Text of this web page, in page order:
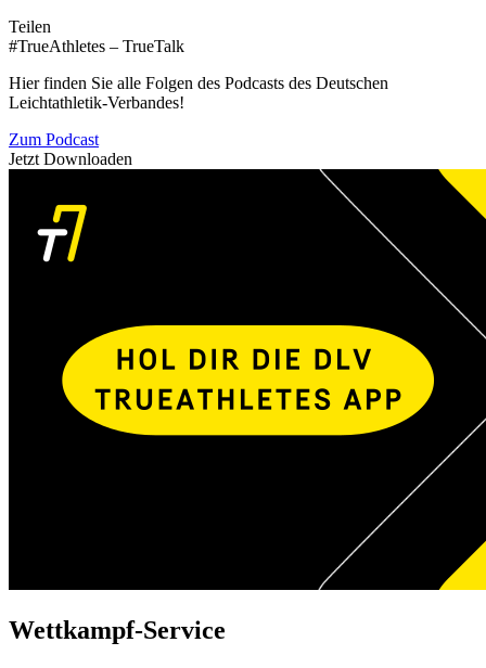
Teilen
#TrueAthletes – TrueTalk
Hier finden Sie alle Folgen des Podcasts des Deutschen
Leichtathletik-Verbandes!
Zum Podcast
Jetzt Downloaden
Wettkampf-Service